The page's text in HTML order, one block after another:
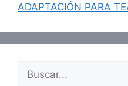
ADAPTACIÓN PARA